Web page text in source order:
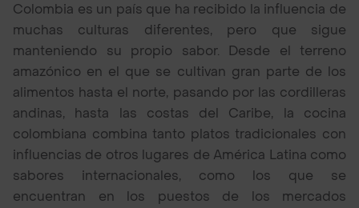
Colombia es un país que ha recibido la influencia de
muchas culturas diferentes, pero que sigue
manteniendo su propio sabor. Desde el terreno
amazónico en el que se cultivan gran parte de los
alimentos hasta el norte, pasando por las cordilleras
andinas, hasta las costas del Caribe, la cocina
colombiana combina tanto platos tradicionales con
influencias de otros lugares de América Latina como
sabores internacionales, como los que se
encuentran en los puestos de los mercados